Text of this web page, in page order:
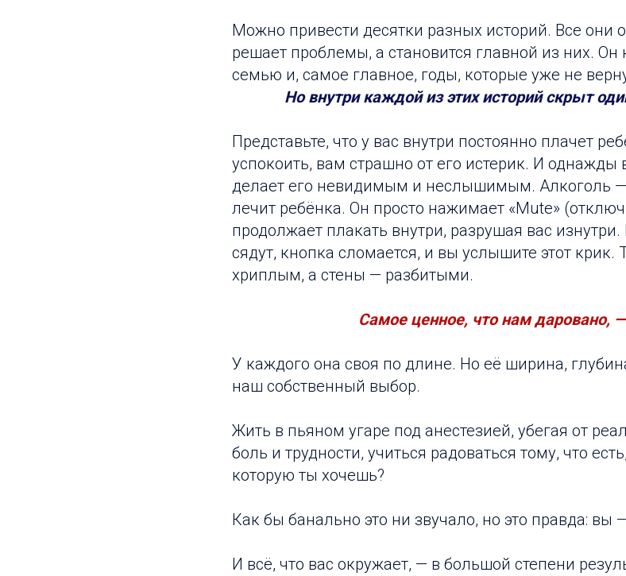
Можно привести десятки разных историй. Все они
решает проблемы, а становится главной из них. Он
семью и, самое главное, годы, которые уже не
Но внутри каждой из этих историй скрыт
Представьте, что у вас внутри постоянно плачет
успокоить, вам страшно от его истерик. И однажды
делает его невидимым и неслышимым. Алкоголь —
лечит ребёнка. Он просто нажимает «Mute»
продолжает плакать внутри, разрушая вас
сядут, кнопка сломается, и вы услышите этот крик.
хриплым, а стены — разбитыми.
Самое ценное, что нам даровано,
У каждого она своя по длине. Но её ширина,
наш собственный выбор.
Жить в пьяном угаре под анестезией, убегая от
боль и трудности, учиться радоваться тому, что
которую ты хочешь?
Как бы банально это ни звучало, но это правда: вы
И всё, что вас окружает, — в большой степени